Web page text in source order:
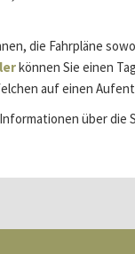
die Fahrpläne
können Sie einen
auf einen
über